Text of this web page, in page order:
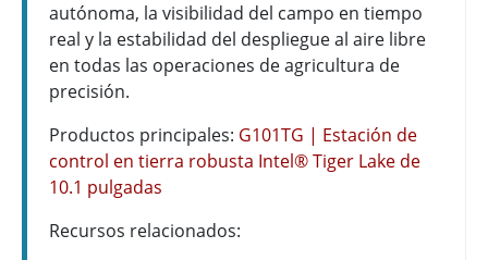
autónoma, la visibilidad del campo en tiempo
real y la estabilidad del despliegue al aire libre
en todas las operaciones de agricultura de
precisión.
Productos principales: G101TG | Estación de
control en tierra robusta Intel® Tiger Lake de
10.1 pulgadas
Recursos relacionados: